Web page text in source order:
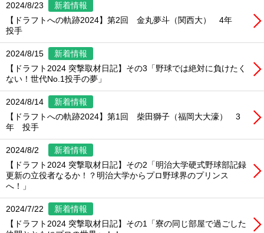
2024/8/23
新着情報
【ドラフトへの軌跡2024】第2回 金丸夢斗（関西大） 4年
投手
2024/8/15
新着情報
【ドラフト2024 突撃取材日記】その3「野球では絶対に負けたく
ない！世代No.1投手の夢」
2024/8/14
新着情報
【ドラフトへの軌跡2024】第1回 柴田獅子（福岡大大濠） 3
年 投手
2024/8/2
新着情報
【ドラフト2024 突撃取材日記】その2「明治大学硬式野球部記録
更新の立役者なるか！？明治大学からプロ野球界のプリンス
へ！」
2024/7/22
新着情報
【ドラフト2024 突撃取材日記】その1「寮の同じ部屋で過ごした